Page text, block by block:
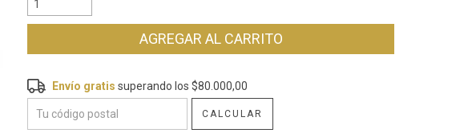
Envío gratis $80.000,00
Envío gratis superando los$80.000,00
CALCULAR